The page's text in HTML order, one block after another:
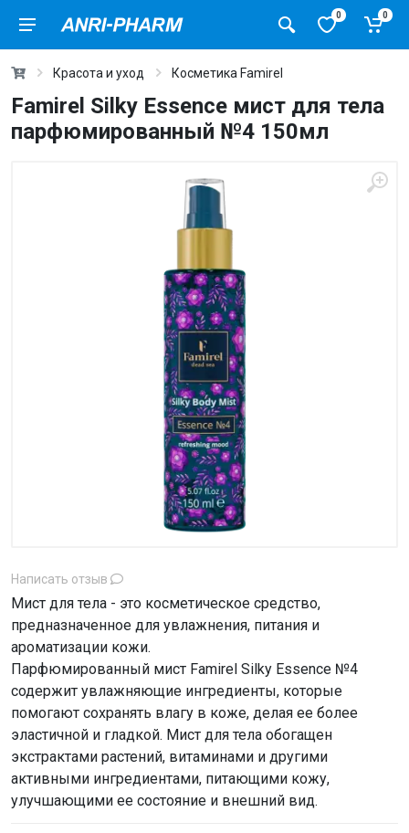
0 0
Красота и уход Косметика Famirel
Famirel Silky Essence мист для тела
парфюмированный №4 150мл
Написать отзыв
Мист для тела - это косметическое средство,
предназначенное для увлажнения, питания и
ароматизации кожи.
Парфюмированный мист Famirel Silky Essence №4
содержит увлажняющие ингредиенты, которые
помогают сохранять влагу в коже, делая ее более
эластичной и гладкой. Мист для тела обогащен
экстрактами растений, витаминами и другими
активными ингредиентами, питающими кожу,
улучшающими ее состояние и внешний вид.